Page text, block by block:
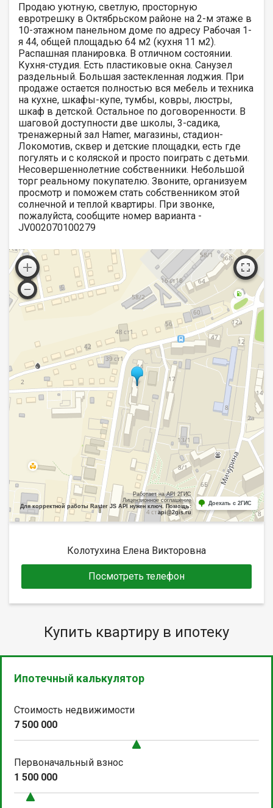
Продаю уютную, светлую, просторную
евротрешку в Октябрьском районе на 2-м этаже в
10-этажном панельном доме по адресу Рабочая 1-
я 44, общей площадью 64 м2 (кухня 11 м2).
Распашная планировка. В отличном состоянии.
Кухня-студия. Есть пластиковые окна. Санузел
раздельный. Большая застекленная лоджия. При
продаже остается полностью вся мебель и техника
на кухне, шкафы-купе, тумбы, ковры, люстры,
шкаф в детской. Остальное по договоренности. В
шаговой доступности две школы, 3-садика,
тренажерный зал Hаmеr, магазины, стадион-
Локомотив, сквер и детские площадки, есть где
погулять и с коляской и просто поиграть с детьми.
Несовершеннолетние собственники. Небольшой
торг реальному покупателю. Звоните, организуем
просмотр и поможем стать собственником этой
солнечной и теплой квартиры. При звонке,
пожалуйста, сообщите номер варианта -
JV002070100279
Работает на API 2ГИС
Лицензионное соглашение
Для корректной работы Raster JS API нужен ключ. Помощь:
api@2gis.ru
Доехать с 2ГИС
Колотухина Елена Викторовна
Посмотреть телефон
Купить квартиру в ипотеку
Ипотечный калькулятор
Стоимость недвижимости
7 500 000
Первоначальный взнос
1 500 000